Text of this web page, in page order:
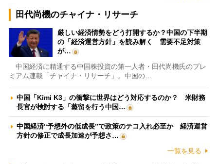
田代尚機のチャイナ・リサーチ
厳しい経済情勢をどう打開するか？中国の下半期
の「経済運営方針」を読み解く 需要不足対策
が…
中国経済に精通する中国株投資の第一人者・田代尚機氏のプレ
ミアム連載「チャイナ・リサーチ」。中国の…
中国「Kimi K3」の衝撃に世界はどう対応するのか？ 米財務
長官が検討する「蒸留を行う中国…
中国経済“予想外の低成長”で政策のテコ入れ必至か 経済運営
方針の修正で成長加速が予想さ…
一覧を見る